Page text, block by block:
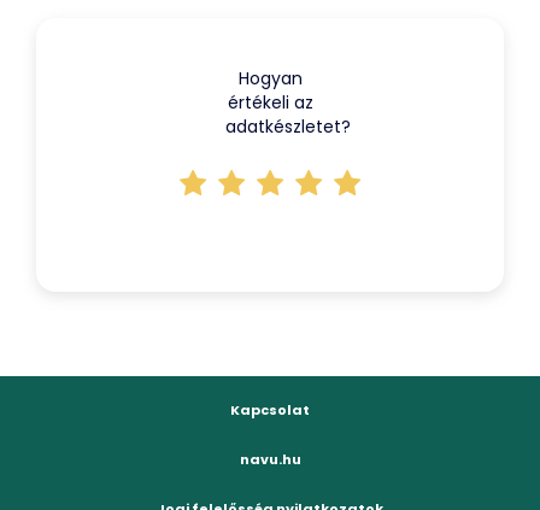
Hogyan
értékeli az
adatkészletet?
Kapcsolat
navu.hu